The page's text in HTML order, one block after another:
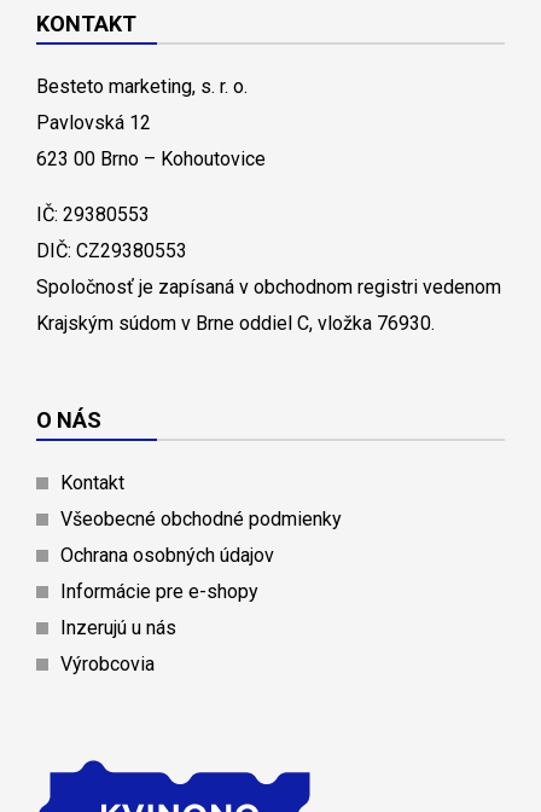
KONTAKT
Besteto marketing, s. r. o.
Pavlovská 12
623 00 Brno – Kohoutovice
IČ: 29380553
DIČ: CZ29380553
Spoločnosť je zapísaná v obchodnom registri vedenom
Krajským súdom v Brne oddiel C, vložka 76930.
O NÁS
Kontakt
Všeobecné obchodné podmienky
Ochrana osobných údajov
Informácie pre e-shopy
Inzerujú u nás
Výrobcovia